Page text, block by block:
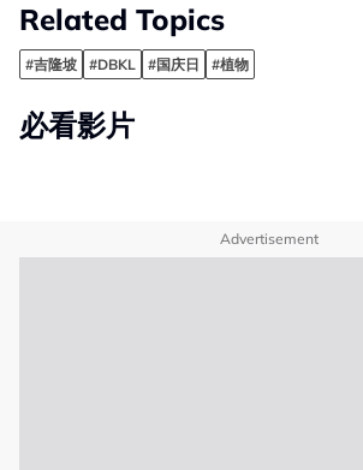
Related Topics
#吉隆坡 #DBKL #国庆日 #植物
必看影片
Advertisement